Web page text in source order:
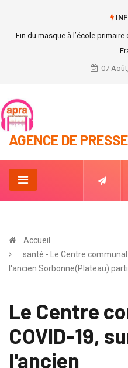
Fin du masque à l’école
07
AGENCE DE
Accueil
santé - Le Centre
l'ancien Sorbonne(Plateau)
Le Centre
COVID-19,
l'ancien